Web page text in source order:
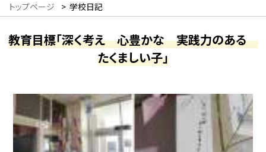
トップページ > 学校日記
教育目標「深く考え 心豊かな 実践力のある
たくましい子」